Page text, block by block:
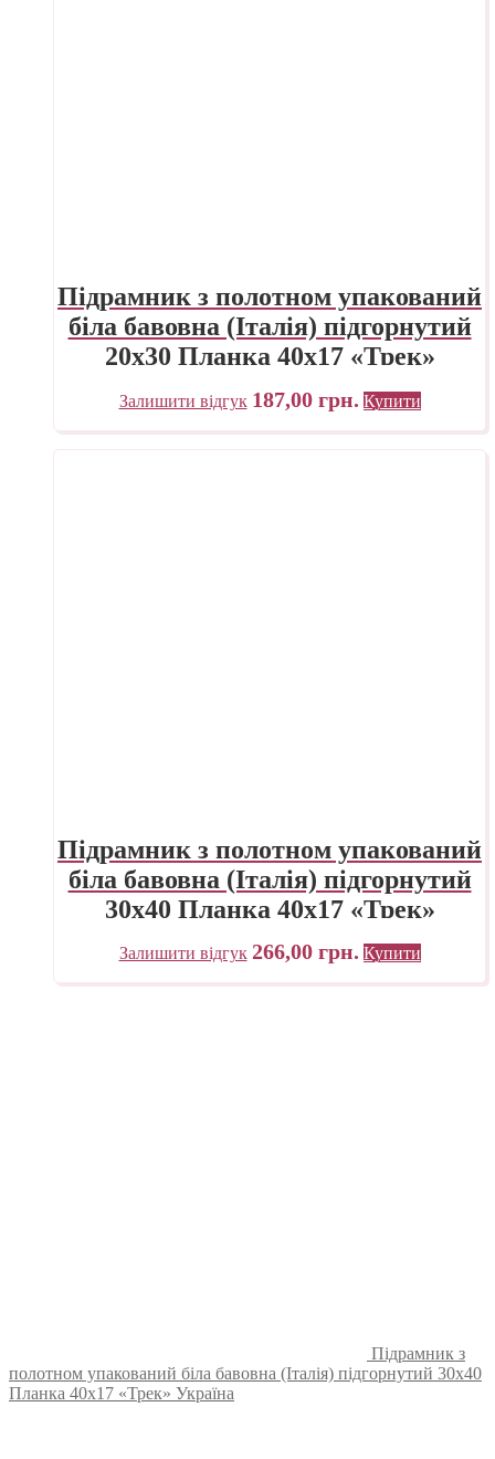
Підрамник з полотном упакований
біла бавовна (Італія) підгорнутий
20х30 Планка 40х17 «Трек»
Україна
Залишити відгук 187,00 грн. Купити
Підрамник з полотном упакований
біла бавовна (Італія) підгорнутий
30х40 Планка 40х17 «Трек»
Україна
Залишити відгук 266,00 грн. Купити
Підрамник з
полотном упакований біла бавовна (Італія) підгорнутий 30х40
Планка 40х17 «Трек» Україна